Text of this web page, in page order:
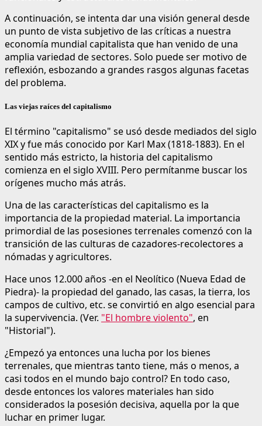
A continuación, se intenta dar una visión general desde
un punto de vista subjetivo de las críticas a nuestra
economía mundial capitalista que han venido de una
amplia variedad de sectores. Solo puede ser motivo de
reflexión, esbozando a grandes rasgos algunas facetas
del problema.
Las viejas raíces del capitalismo
El término "capitalismo" se usó desde mediados del siglo
XIX y fue más conocido por Karl Max (1818-1883). En el
sentido más estricto, la historia del capitalismo
comienza en el siglo XVIII. Pero permítanme buscar los
orígenes mucho más atrás.
Una de las características del capitalismo es la
importancia de la propiedad material. La importancia
primordial de las posesiones terrenales comenzó con la
transición de las culturas de cazadores-recolectores a
nómadas y agricultores.
Hace unos 12.000 años -en el Neolítico (Nueva Edad de
Piedra)- la propiedad del ganado, las casas, la tierra, los
campos de cultivo, etc. se convirtió en algo esencial para
la supervivencia. (Ver. "El hombre violento", en
"Historial").
¿Empezó ya entonces una lucha por los bienes
terrenales, que mientras tanto tiene, más o menos, a
casi todos en el mundo bajo control? En todo caso,
desde entonces los valores materiales han sido
considerados la posesión decisiva, aquella por la que
luchar en primer lugar.